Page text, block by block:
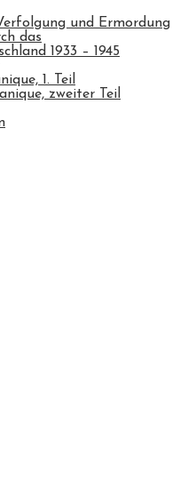
und Ermordung
das
1933 – 1945
1. Teil
zweiter Teil